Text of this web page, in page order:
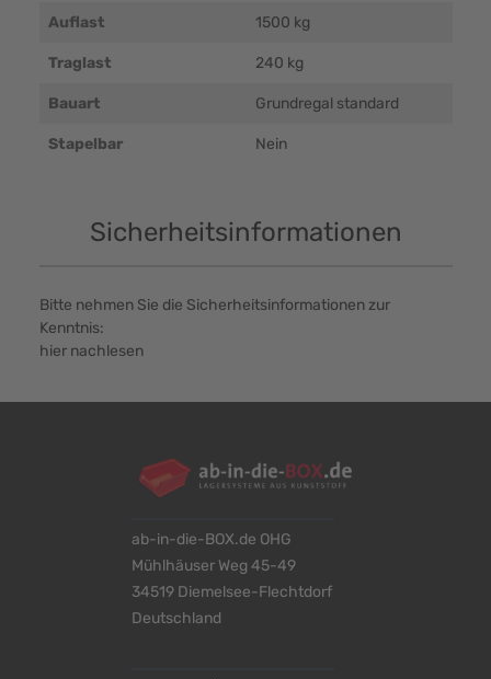
Auflast 1500 kg
Traglast 240 kg
Bauart Grundregal standard
Stapelbar Nein
Sicherheitsinformationen
Bitte nehmen Sie die Sicherheitsinformationen zur
Kenntnis:
hier nachlesen
ab-in-die-BOX.de OHG
Mühlhäuser Weg 45-49
34519 Diemelsee-Flechtdorf
Deutschland